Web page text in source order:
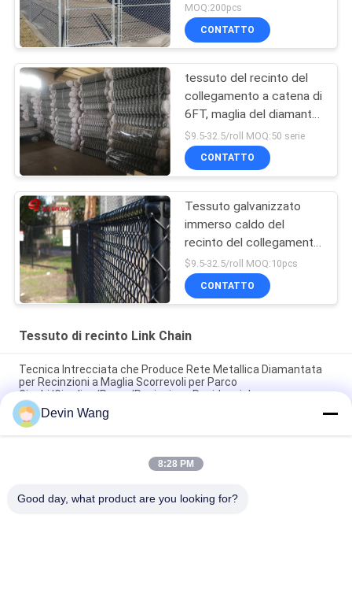
MOQ:200pcs
CONTATTO
tessuto del recinto del
collegamento a catena di
6FT, maglia del diamante
che recinta filo di ferro a
basso tenore di carbonio
$9.5-32.5/roll MOQ:50 serie
CONTATTO
Tessuto galvanizzato
immerso caldo del
recinto del collegamento
a catena 6 calibro di
colore verde 9 del piede
$9.5-32.5/roll MOQ:10pcs
CONTATTO
Tessuto di recinto Link Chain
Tecnica Intrecciata che Produce Rete Metallica Diamantata
per Recinzioni a Maglia Scorrevoli per Parco
Giochi/Giardino/Parco/Recinzione Residenziale
Prodotti di schermatura per campi da tennis
Recinzione a catena con rivestimento in PVC spruzzato in
polvere per ingrosso sostenibile personalizzato Recinzione a
Devin Wang
8:28 PM
Good day, what product are you looking for?